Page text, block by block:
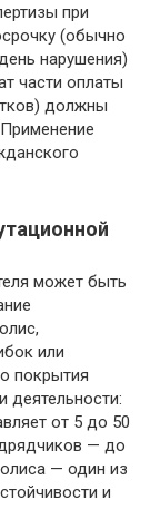
при
(обычно
нарушения)
части оплаты
должны
может быть
или
покрытия
деятельности:
от 5 до 50
— до
— один из
и